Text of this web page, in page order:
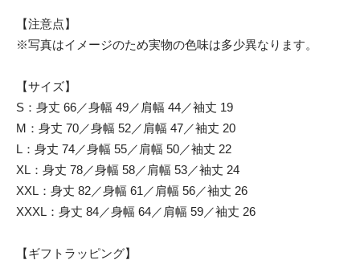
【注意点】
※写真はイメージのため実物の色味は多少異なります。
【サイズ】
S：身丈 66／身幅 49／肩幅 44／袖丈 19
M：身丈 70／身幅 52／肩幅 47／袖丈 20
L：身丈 74／身幅 55／肩幅 50／袖丈 22
XL：身丈 78／身幅 58／肩幅 53／袖丈 24
XXL：身丈 82／身幅 61／肩幅 56／袖丈 26
XXXL：身丈 84／身幅 64／肩幅 59／袖丈 26
【ギフトラッピング】